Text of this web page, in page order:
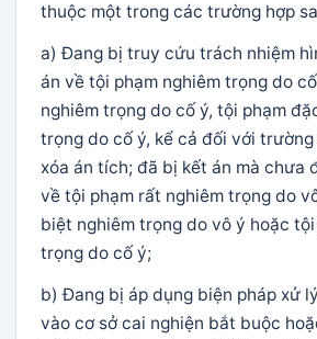
thuộc một trong các trường hợp
a) Đang bị truy cứu trách nhiệm
án về tội phạm nghiêm trọng do
nghiêm trọng do cố ý, tội phạm
trọng do cố ý, kể cả đối với
xóa án tích; đã bị kết án mà chưa
về tội phạm rất nghiêm trọng do
biệt nghiêm trọng do vô ý hoặc
trọng do cố ý;
b) Đang bị áp dụng biện pháp xử
vào cơ sở cai nghiện bắt buộc